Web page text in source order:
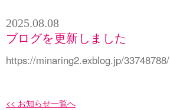
2025.08.08
ブログを更新しました
https://minaring2.exblog.jp/33748788/
<< お知らせ一覧へ